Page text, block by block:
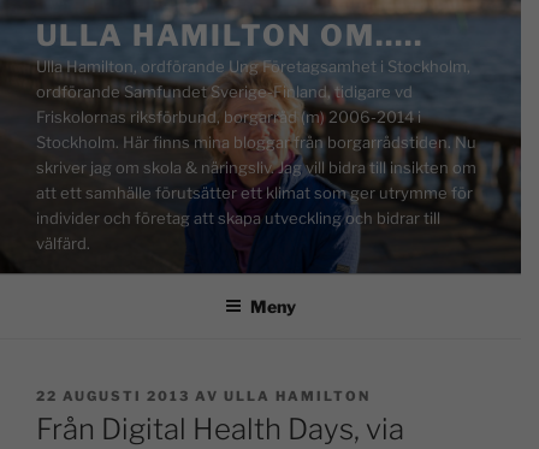
ULLA HAMILTON OM…..
Ulla Hamilton, ordförande Ung Företagsamhet i Stockholm,
ordförande Samfundet Sverige-Finland, tidigare vd
Friskolornas riksförbund, borgarråd (m) 2006-2014 i
Stockholm. Här finns mina bloggar från borgarrådstiden. Nu
skriver jag om skola & näringsliv. Jag vill bidra till insikten om
att ett samhälle förutsätter ett klimat som ger utrymme för
individer och företag att skapa utveckling och bidrar till
välfärd.
Meny
22 AUGUSTI 2013 AV ULLA HAMILTON
Från Digital Health Days, via